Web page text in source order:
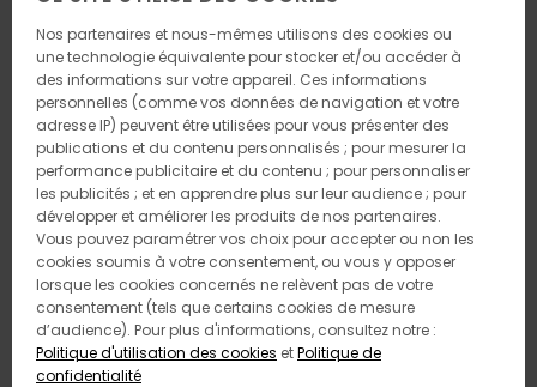
Nos partenaires et nous-mêmes utilisons des cookies ou
une technologie équivalente pour stocker et/ou accéder à
des informations sur votre appareil. Ces informations
personnelles (comme vos données de navigation et votre
adresse IP) peuvent être utilisées pour vous présenter des
publications et du contenu personnalisés ; pour mesurer la
performance publicitaire et du contenu ; pour personnaliser
les publicités ; et en apprendre plus sur leur audience ; pour
développer et améliorer les produits de nos partenaires.
Vous pouvez paramétrer vos choix pour accepter ou non les
cookies soumis à votre consentement, ou vous y opposer
lorsque les cookies concernés ne relèvent pas de votre
consentement (tels que certains cookies de mesure
d’audience). Pour plus d'informations, consultez notre :
Politique d'utilisation des cookies etPolitique de
confidentialité